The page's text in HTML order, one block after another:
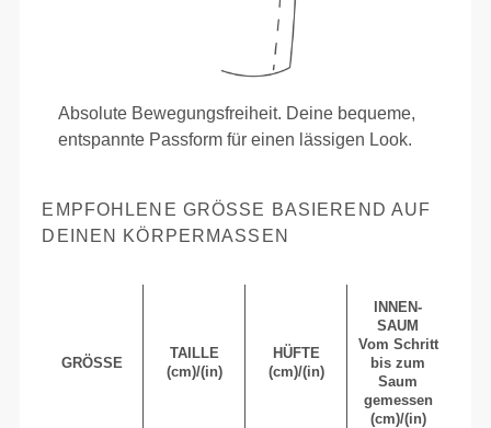
Absolute Bewegungsfreiheit. Deine bequeme,
entspannte Passform für einen lässigen Look.
EMPFOHLENE GRÖSSE BASIEREND AUF D
EINEN KÖRPERMASSEN
GRÖSSE
TAILLE
(cm)/(in)
HÜFTE
(cm)/(in)
INNEN-
SAUM
Vom Schritt
bis zum
Saum
gemessen
(cm)/(in)